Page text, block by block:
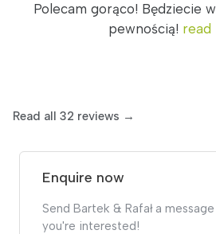
Polecam gorąco! Będziecie
pewnością! read
Read all 32 reviews →
Enquire now
Send Bartek & Rafał a
you're interested!